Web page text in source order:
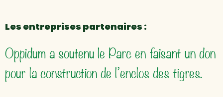
Les entreprises partenaires :
Oppidum a soutenu le Parc en faisant un don
pour la construction de l’enclos des tigres.